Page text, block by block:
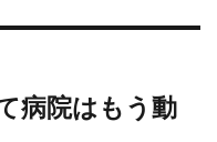
病院はもう動